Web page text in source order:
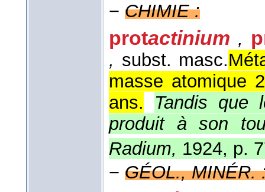
− CHIMIE :
protactinium ,
, subst. masc.
masse atomique
ans.
Tandis que
produit à son
Radium, 1924, p.
− GÉOL., MINÉR.